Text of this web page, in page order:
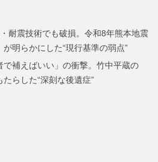
耐震技術でも破損。令和8年熊本地震
明らかにした“現行基準の弱点”
で補えばいい」の衝撃。竹中平蔵の
たらした“深刻な後遺症”